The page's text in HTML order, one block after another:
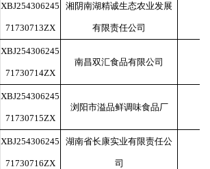
XBJ254306245
71730713ZX
湘阴南湖精诚生态农业发展
有限责任公司
XBJ254306245
71730714ZX
南昌双汇食品有限公司
XBJ254306245
71730715ZX
浏阳市溢品鲜调味食品厂
XBJ254306245
71730716ZX
湖南省长康实业有限责任公
司